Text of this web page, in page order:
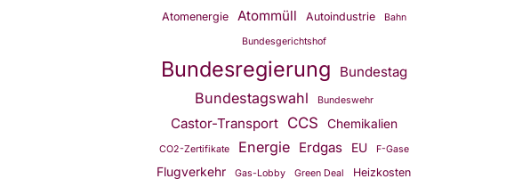
Atomenergie Atommüll Autoindustrie Bahn
Bundesgerichtshof
Bundesregierung Bundestag
Bundestagswahl Bundeswehr
Castor-Transport CCS Chemikalien
CO2-Zertifikate Energie Erdgas EU F-Gase
Flugverkehr Gas-Lobby Green Deal Heizkosten